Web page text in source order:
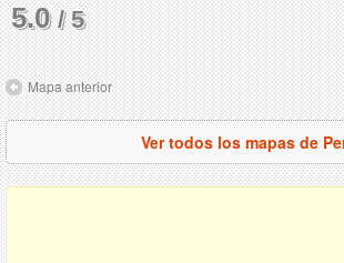
5.0/ 5
Mapa anterior
Ver todos los mapas de